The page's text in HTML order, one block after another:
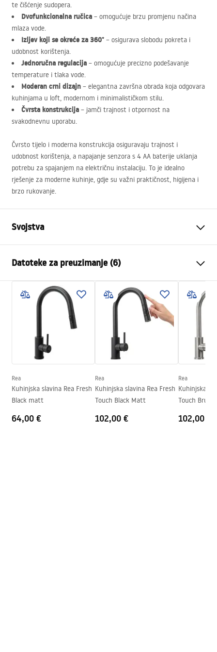
te čišćenje sudopera.
Dvofunkcionalna ručica – omogućuje brzu promjenu načina
mlaza vode.
Izljev koji se okreće za 360° – osigurava slobodu pokreta i
udobnost korištenja.
Jednoručna regulacija – omogućuje precizno podešavanje
temperature i tlaka vode.
Moderan crni dizajn – elegantna završna obrada koja odgovara
kuhinjama u loft, modernom i minimalističkom stilu.
Čvrsta konstrukcija – jamči trajnost i otpornost na
svakodnevnu uporabu.
Čvrsto tijelo i moderna konstrukcija osiguravaju trajnost i
udobnost korištenja, a napajanje senzora s 4 AA baterije uklanja
potrebu za spajanjem na električnu instalaciju. To je idealno
rješenje za moderne kuhinje, gdje su važni praktičnost, higijena i
brzo rukovanje.
Svojstva
Način montaže
Stojeća
Boja
Crn
Vrsta izljevne cijevi
Pomična, Izvlačiva
190
370mm
Tehnologija premazivanja
Electroplating
Promjer priključka
Jamstvo
5 godina
Datoteke za preuzimanje (6)
Deklaracja Właściwości Użytkowych
FRESH_KUCHENNA_Deklaracja[1].pdf
Warunki bezpieczeństwa
WARUNKI BEZPIECZENSTWA BATERIE.pdf
Warranty_Terms_and_Conditions_Faucets_-_5.pdf
Rea
Kuhinjska slavina Rea Fresh
Black matt
64,00 €
Rea
Kuhinjska slavina Rea Fresh
Touch Black Matt
102,00 €
Rea
Kuhinjska
Touch Brush
102,00 €